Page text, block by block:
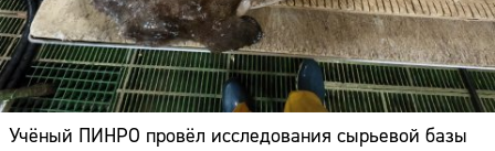
Учёный ПИНРО провёл исследования сырьевой базы